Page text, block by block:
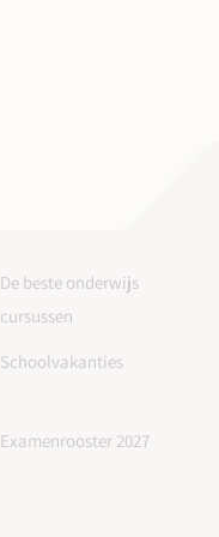
De beste onderwijs
cursussen
Schoolvakanties
Examenrooster 2027